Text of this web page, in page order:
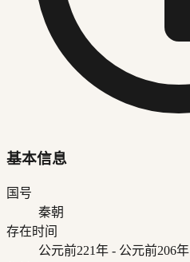
基本信息
国号
秦朝
存在时间
公元前221年 - 公元前206年